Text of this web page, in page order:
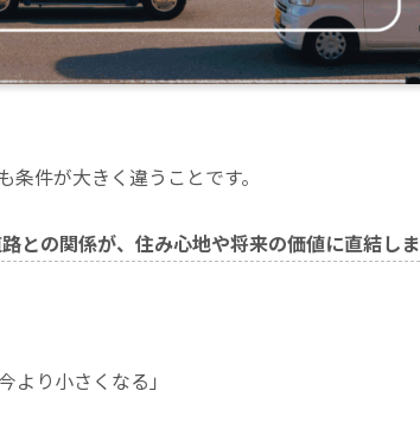
件が大きく違うことです。
との関係が、住み心地や将来の価値に直結しま
より小さくなる」